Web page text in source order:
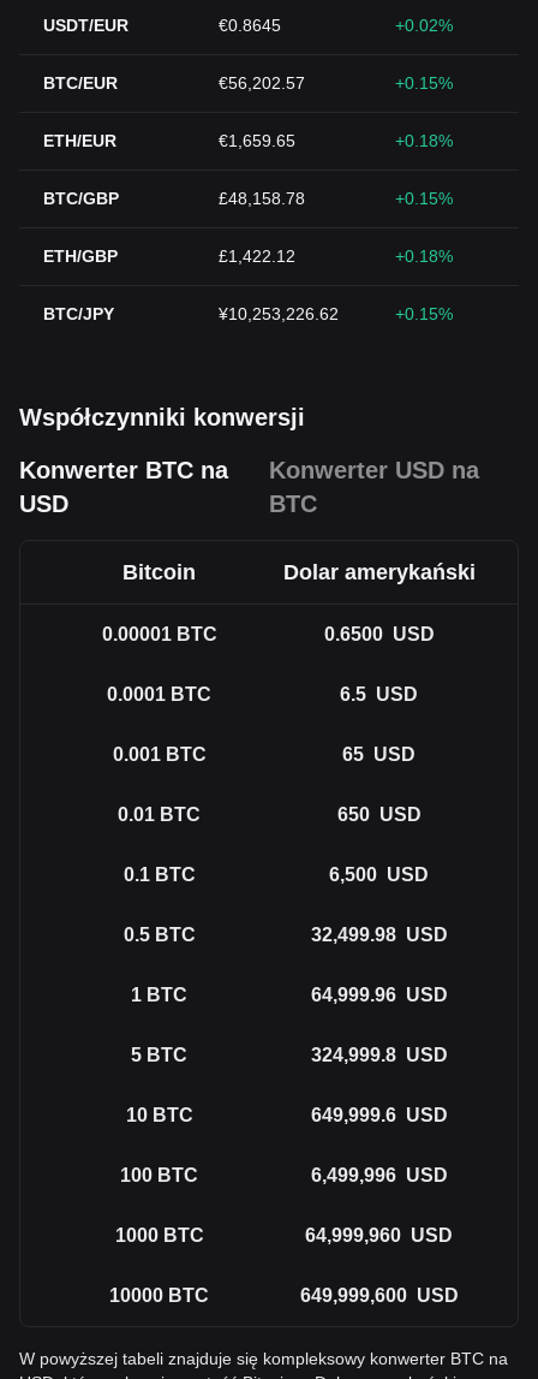
USDT/EUR €0.8645 +0.02%
BTC/EUR €56,202.57 +0.15%
ETH/EUR €1,659.65 +0.18%
BTC/GBP £48,158.78 +0.15%
ETH/GBP £1,422.12 +0.18%
BTC/JPY ¥10,253,226.62 +0.15%
Współczynniki konwersji
Konwerter BTC na
USD
Konwerter USD na
BTC
Bitcoin Dolar amerykański
0.00001 BTC 0.6500 USD
0.0001 BTC 6.5 USD
0.001 BTC 65 USD
0.01 BTC 650 USD
0.1 BTC 6,500 USD
0.5 BTC 32,499.98 USD
1 BTC 64,999.96 USD
5 BTC 324,999.8 USD
10 BTC 649,999.6 USD
100 BTC 6,499,996 USD
1000 BTC 64,999,960 USD
10000 BTC 649,999,600 USD
W powyższej tabeli znajduje się kompleksowy konwerter BTC na